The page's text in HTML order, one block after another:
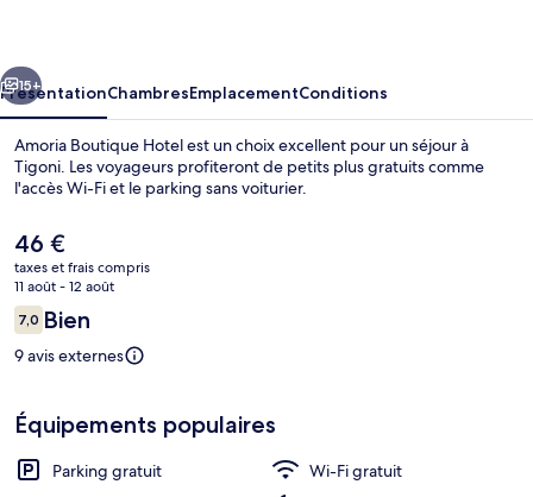
Suivant
15+
PrésentationChambresEmplacementConditions
Amoria Boutique Hotel est un choix excellent pour un séjour à
Tigoni. Les voyageurs profiteront de petits plus gratuits comme
l'accès Wi-Fi et le parking sans voiturier.
Le
prix
actuel
est
de
46 €.
46 €
taxes et frais compris
11 août - 12 août
Avis
voyageurs
7,07,0 sur 10
Bien
9 avis externes
Équipements populaires
Parking gratuit
Wi-Fi gratuit